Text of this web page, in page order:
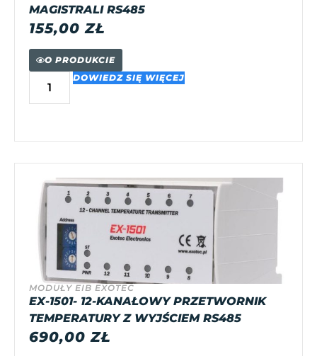
MAGISTRALI RS485
155,00ZŁ
O PRODUKCIE
DOWIEDZ SIĘ WIĘCEJ
MODUŁY EIB EXOTEC
EX-1501- 12-KANAŁOWY PRZETWORNIK
TEMPERATURY Z WYJŚCIEM RS485
690,00ZŁ